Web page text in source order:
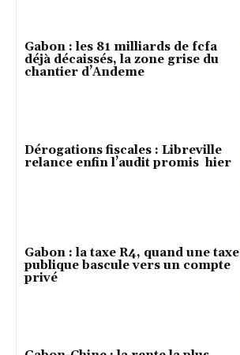
Gabon : les 81 milliards de fcfa
déjà décaissés, la zone grise du
chantier d’Andeme
Dérogations fiscales : Libreville
relance enfin l’audit promis hier
Gabon : la taxe R4, quand une taxe
publique bascule vers un compte
privé